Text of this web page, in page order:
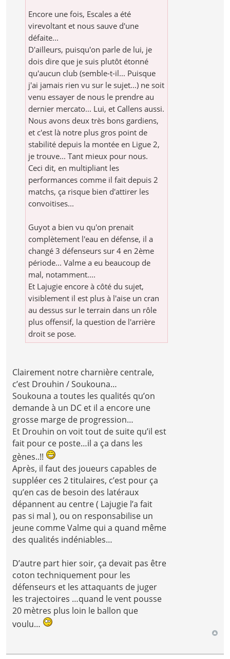
Encore une fois, Escales a été
virevoltant et nous sauve d'une
défaite...
D'ailleurs, puisqu'on parle de lui, je
dois dire que je suis plutôt étonné
qu'aucun club (semble-t-il... Puisque
j'ai jamais rien vu sur le sujet...) ne soit
venu essayer de nous le prendre au
dernier mercato... Lui, et Callens aussi.
Nous avons deux très bons gardiens,
et c'est là notre plus gros point de
stabilité depuis la montée en Ligue 2,
je trouve... Tant mieux pour nous.
Ceci dit, en multipliant les
performances comme il fait depuis 2
matchs, ça risque bien d'attirer les
convoitises...
Guyot a bien vu qu'on prenait
complètement l'eau en défense, il a
changé 3 défenseurs sur 4 en 2ème
période... Valme a eu beaucoup de
mal, notamment....
Et Lajugie encore à côté du sujet,
visiblement il est plus à l'aise un cran
au dessus sur le terrain dans un rôle
plus offensif, la question de l'arrière
droit se pose.
Clairement notre charnière centrale,
c’est Drouhin / Soukouna…
Soukouna a toutes les qualités qu’on
demande à un DC et il a encore une
grosse marge de progression…
Et Drouhin on voit tout de suite qu’il est
fait pour ce poste…il a ça dans les
gènes..!!
Après, il faut des joueurs capables de
suppléer ces 2 titulaires, c’est pour ça
qu’en cas de besoin des latéraux
dépannent au centre ( Lajugie l’a fait
pas si mal ), ou on responsabilise un
jeune comme Valme qui a quand même
des qualités indéniables…
D’autre part hier soir, ça devait pas être
coton techniquement pour les
défenseurs et les attaquants de juger
les trajectoires …quand le vent pousse
20 mètres plus loin le ballon que
voulu…